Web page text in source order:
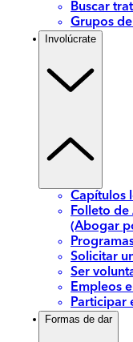
Buscar
Grupos
Involúcrate
Capítulos
Folleto
(Abogar
Solicitar
Ser
Empleos
Participar
Formas de dar